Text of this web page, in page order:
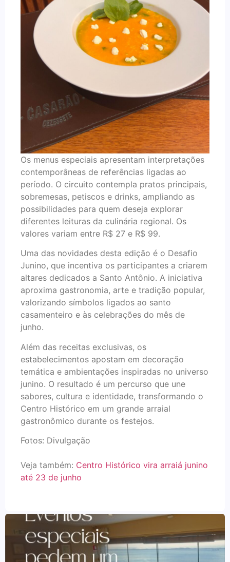
Os menus especiais apresentam interpretações
contemporâneas de referências ligadas ao
período. O circuito contempla pratos principais,
sobremesas, petiscos e drinks, ampliando as
possibilidades para quem deseja explorar
diferentes leituras da culinária regional. Os
valores variam entre R$ 27 e R$ 99.
Uma das novidades desta edição é o Desafio
Junino, que incentiva os participantes a criarem
altares dedicados a Santo Antônio. A iniciativa
aproxima gastronomia, arte e tradição popular,
valorizando símbolos ligados ao santo
casamenteiro e às celebrações do mês de
junho.
Além das receitas exclusivas, os
estabelecimentos apostam em decoração
temática e ambientações inspiradas no universo
junino. O resultado é um percurso que une
sabores, cultura e identidade, transformando o
Centro Histórico em um grande arraial
gastronômico durante os festejos.
Fotos: Divulgação
Veja também: Centro Histórico vira arraiá junino
até 23 de junho